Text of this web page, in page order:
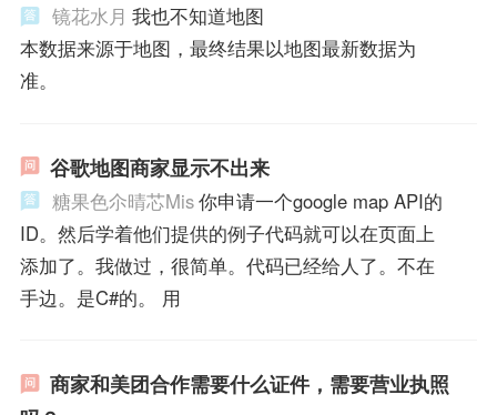
镜花水月 我也不知道地图
本数据来源于地图，最终结果以地图最新数据为
准。
谷歌地图商家显示不出来
糖果色尒晴芯Mis你申请一个google map API的
ID。然后学着他们提供的例子代码就可以在页面上
添加了。我做过，很简单。代码已经给人了。不在
手边。是C#的。 用
商家和美团合作需要什么证件，需要营业执照